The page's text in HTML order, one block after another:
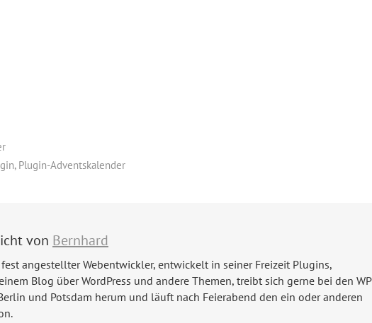
, Plugin-Adventskalender
von Bernhard
angestellter Webentwickler, entwickelt in seiner Freizeit Plugins,
Blog über WordPress und andere Themen, treibt sich gerne bei den WP
und Potsdam herum und läuft nach Feierabend den ein oder anderen